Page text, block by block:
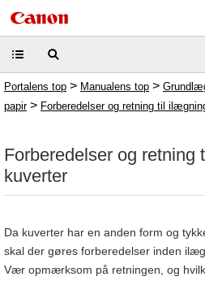
Portalens top > Manualens top >
papir> Forberedelser og retning til
Forberedelser og
kuverter
Da kuverter har en anden form og
skal der gøres forberedelser inden
Vær opmærksom på retningen, og